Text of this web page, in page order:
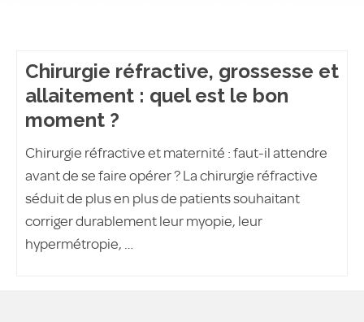
Chirurgie réfractive, grossesse et
allaitement : quel est le bon
moment ?
Chirurgie réfractive et maternité : faut-il attendre
avant de se faire opérer ? La chirurgie réfractive
séduit de plus en plus de patients souhaitant
corriger durablement leur myopie, leur
hypermétropie, …